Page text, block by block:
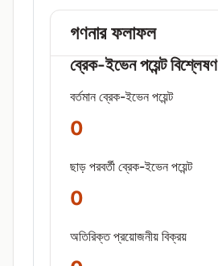
গণনার ফলাফল
ব্রেক-ইভেন পয়েন্ট বিশ্লেষণ
বর্তমান ব্রেক-ইভেন পয়েন্ট
0
ছাড় পরবর্তী ব্রেক-ইভেন পয়েন্ট
0
অতিরিক্ত প্রয়োজনীয় বিক্রয়